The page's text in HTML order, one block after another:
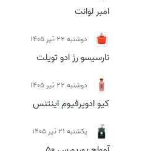
امبر لوانت
دوشنبه 22 تیر 1405
نارسیسو رژ ادو تویلت
دوشنبه 22 تیر 1405
کیو ادوپرفیوم اینتنس
يكشنبه 21 تیر 1405